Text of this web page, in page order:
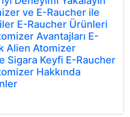
ve E-Raucher ile
E-Raucher Ürünleri
Avantajları E-
Alien Atomizer
Sigara Keyfi E-Raucher
Hakkında